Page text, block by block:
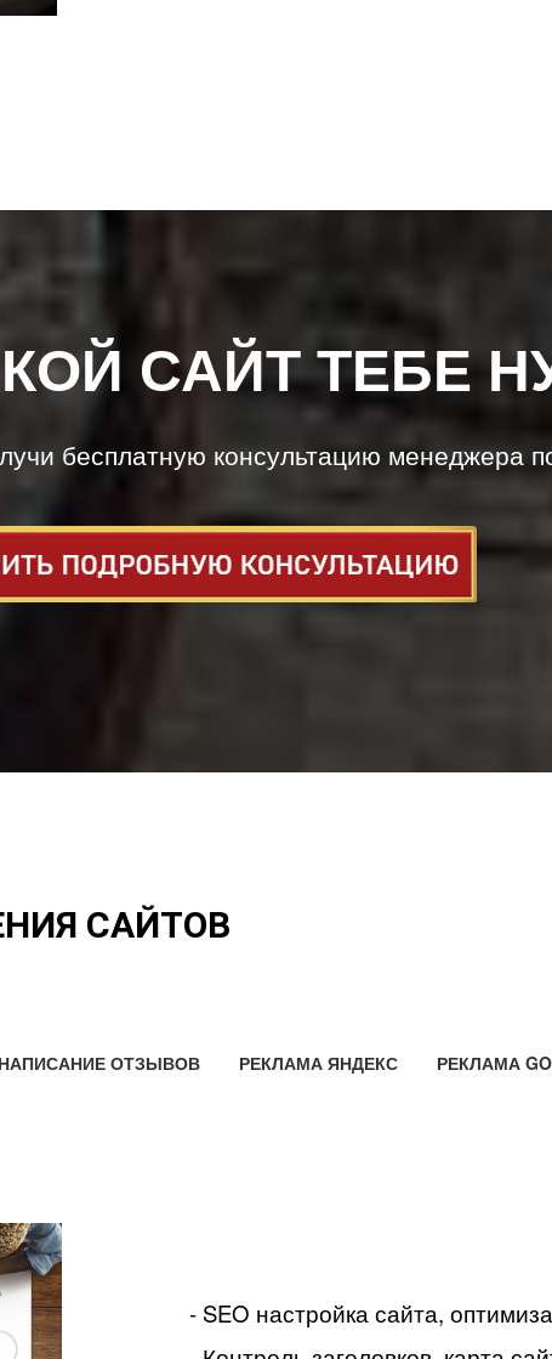
САЙТ ТЕБЕ
бесплатную консультацию менеджера
САЙТОВ
НАПИСАНИЕ ОТЗЫВОВ РЕКЛАМА ЯНДЕКС РЕКЛАМА
- SEO настройка сайта,